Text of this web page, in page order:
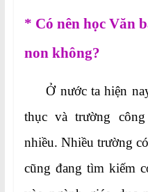
* Có nên học Văn
non không?
Ở nước ta hiện
thục và trường
nhiều. Nhiều trường
cũng đang tìm kiếm